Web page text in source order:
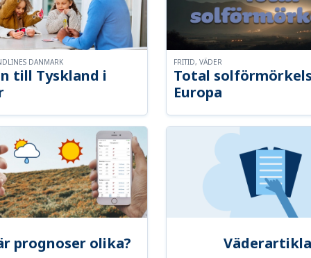
till Tyskland i
DANMARK
Total
Europa
FRITID, VÄDER
prognoser olika?